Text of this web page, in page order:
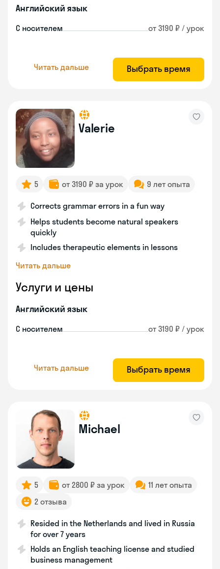
Английский язык
С носителем от 3190 ₽ / урок
Читать дальше Выбрать время
Valerie
5 от 3190 ₽ за урок 9 лет опыта
Corrects grammar errors in a fun way
Helps students become natural speakers
quickly
Includes therapeutic elements in lessons
Читать дальше
Услуги и цены
Английский язык
С носителем от 3190 ₽ / урок
Читать дальше Выбрать время
Michael
5 от 2800 ₽ за урок
11 лет опыта
2 отзыва
Resided in the Netherlands and lived in Russia
for over 7 years
Holds an English teaching license and studied
business management